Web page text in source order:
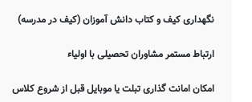
نگهداری کیف و کتاب دانش آموزان (کیف در مدرسه)
ارتباط مستمر مشاوران تحصیلی با اولیاء
امکان امانت گذاری تبلت یا موبایل قبل از شروع کلاس